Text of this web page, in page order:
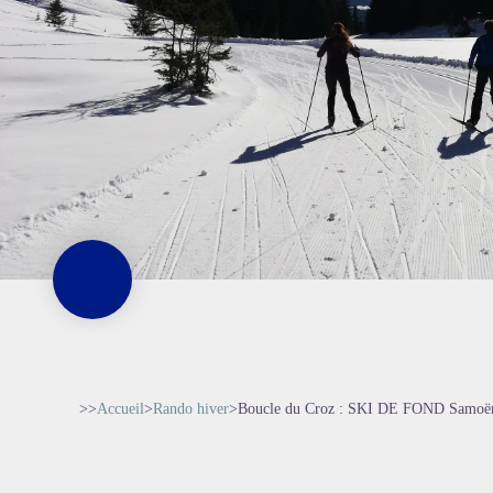
>>Accueil>Rando hiver>Boucle du Croz : SKI DE FOND